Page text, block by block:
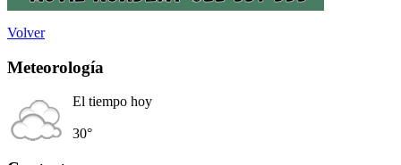
Volver
Meteorología
El tiempo hoy
30°